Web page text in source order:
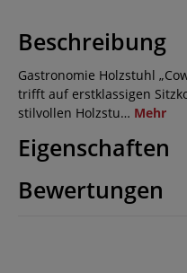
Beschreibung
Gastronomie Holzstuhl
trifft auf erstklassigen
stilvollen Holzstu… Mehr
Eigenschaften
Bewertungen